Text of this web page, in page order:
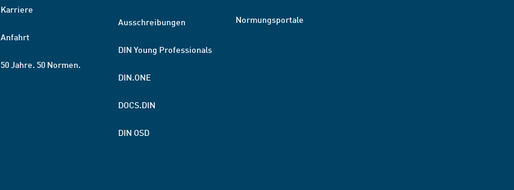
Karriere
Anfahrt
50 Jahre. 50 Normen.
Ausschreibungen
DIN Young Professionals
DIN.ONE
DOCS.DIN
DIN OSD
Normungsportale